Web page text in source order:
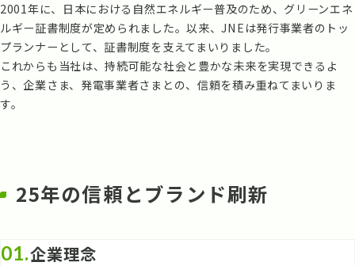
2001年に、日本における自然エネルギー普及のため、グリーンエネ
ルギー証書制度が定められました。以来、JNEは発行事業者のトッ
プランナーとして、証書制度を支えてまいりました。
これからも当社は、持続可能な社会と豊かな未来を実現できるよ
う、企業さま、発電事業者さまとの、信頼を積み重ねてまいりま
す。
25年の信頼とブランド刷新
01.企業理念